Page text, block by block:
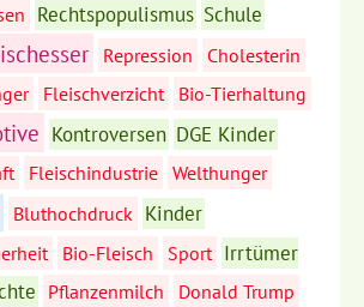
Rechtspopulismus Schule
Repression
Cholesterin
Fleischverzicht
Bio-Tierhaltung
Kontroversen DGE Kinder
Fleischindustrie Welthunger
Bluthochdruck Kinder
Bio-Fleisch Sport Irrtümer
Pflanzenmilch Donald Trump